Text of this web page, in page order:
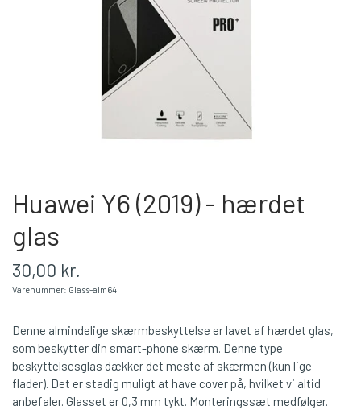
Huawei Y6 (2019) - hærdet
glas
30,00 kr.
Varenummer: Glass-alm64
Denne almindelige skærmbeskyttelse er lavet af hærdet glas,
som beskytter din smart-phone skærm. Denne type
beskyttelsesglas dækker det meste af skærmen (kun lige
flader). Det er stadig muligt at have cover på, hvilket vi altid
anbefaler. Glasset er 0,3 mm tykt. Monteringssæt medfølger.